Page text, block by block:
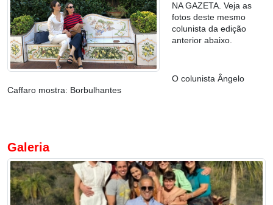
NA GAZETA. Veja as
fotos deste mesmo
colunista da edição
anterior abaixo.
O colunista Ângelo
Caffaro mostra: Borbulhantes
Galeria